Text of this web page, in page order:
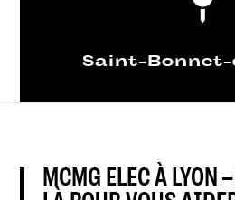
Saint-
MCMG ELEC À LYON